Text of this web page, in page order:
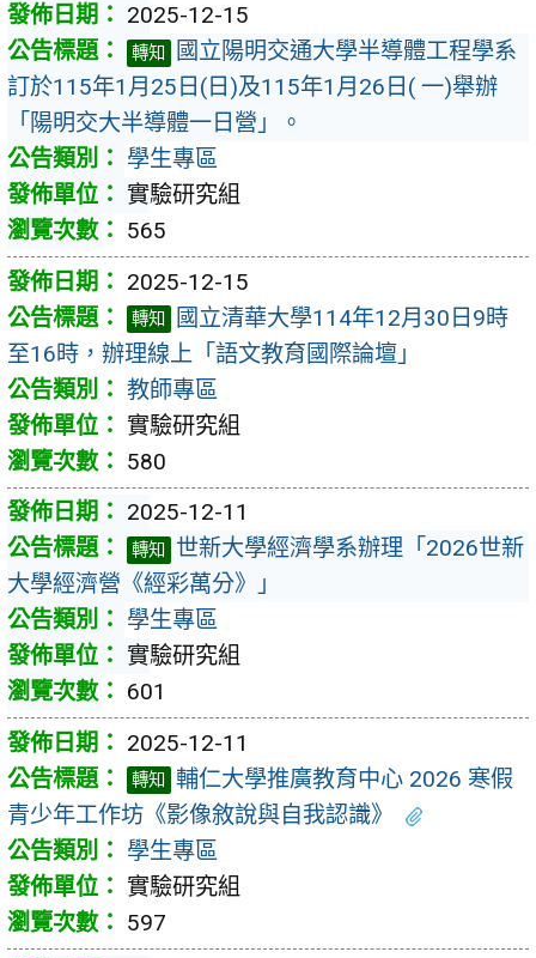
2025-12-15
轉知
國立陽明交通大學半導體工程學系
訂於115年1月25日(日)及115年1月26日( 一)舉辦
「陽明交大半導體一日營」。
學生專區
實驗研究組
565
2025-12-15
轉知
國立清華大學114年12月30日9時
至16時，辦理線上「語文教育國際論壇」
教師專區
實驗研究組
580
2025-12-11
轉知
世新大學經濟學系辦理「2026世新
大學經濟營《經彩萬分》」
學生專區
實驗研究組
601
2025-12-11
轉知
輔仁大學推廣教育中心 2026 寒假
青少年工作坊《影像敘說與自我認識》
學生專區
實驗研究組
597